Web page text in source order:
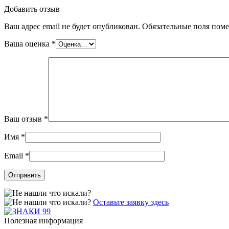
Добавить отзыв
Ваш адрес email не будет опубликован. Обязательные поля
Ваша оценка *
Ваш отзыв *
Имя *
Email *
Оставьте заявку здесь
Полезная информация